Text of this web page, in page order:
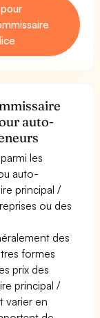
auto-
les
auto-
principal /
ou des
des
formes
prix des
principal /
varier en